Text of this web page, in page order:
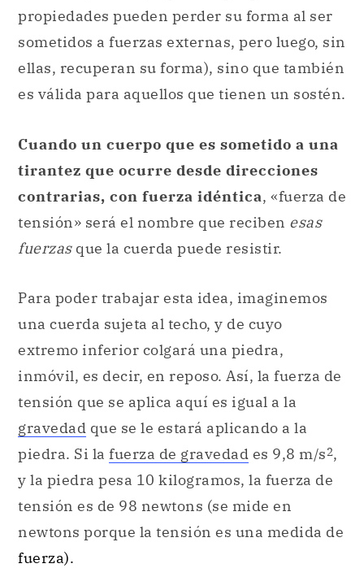
propiedades pueden perder su forma al ser
sometidos a fuerzas externas, pero luego, sin
ellas, recuperan su forma), sino que también
es válida para aquellos que tienen un sostén.
Cuando un cuerpo que es sometido a una
tirantez que ocurre desde direcciones
contrarias, con fuerza idéntica, «fuerza de
tensión» será el nombre que reciben esas
fuerzasque la cuerda puede resistir.
Para poder trabajar esta idea, imaginemos
una cuerda sujeta al techo, y de cuyo
extremo inferior colgará una piedra,
inmóvil, es decir, en reposo. Así, la fuerza de
tensión que se aplica aquí es igual a la
gravedad que se le estará aplicando a la
piedra. Si la fuerza de gravedad es 9,8 m/s2,
y la piedra pesa 10 kilogramos, la fuerza de
tensión es de 98 newtons (se mide en
newtons porque la tensión es una medida de
fuerza).